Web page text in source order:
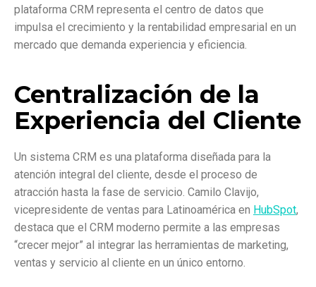
plataforma CRM representa el centro de datos que
impulsa el crecimiento y la rentabilidad empresarial en un
mercado que demanda experiencia y eficiencia.
Centralización de la
Experiencia del Cliente
Un sistema CRM es una plataforma diseñada para la
atención integral del cliente, desde el proceso de
atracción hasta la fase de servicio. Camilo Clavijo,
vicepresidente de ventas para Latinoamérica en HubSpot,
destaca que el CRM moderno permite a las empresas
“crecer mejor” al integrar las herramientas de marketing,
ventas y servicio al cliente en un único entorno.